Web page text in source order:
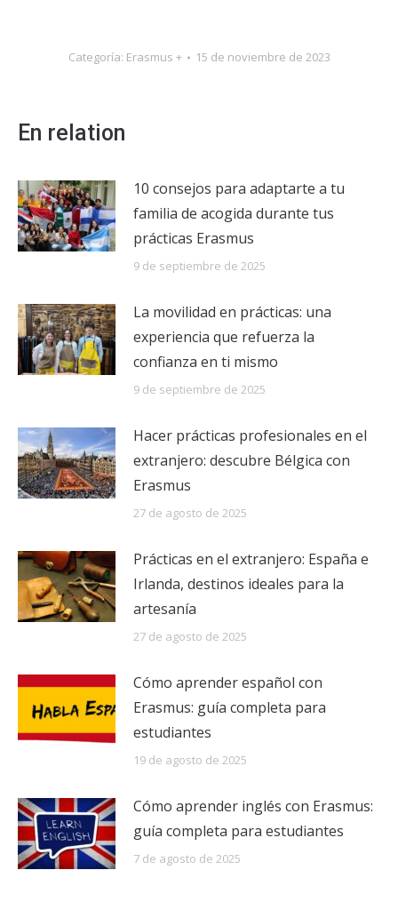
Categoría: Erasmus + 15 de noviembre de 2023
En relation
10 consejos para adaptarte a tu
familia de acogida durante tus
prácticas Erasmus
9 de septiembre de 2025
La movilidad en prácticas: una
experiencia que refuerza la
confianza en ti mismo
9 de septiembre de 2025
Hacer prácticas profesionales en el
extranjero: descubre Bélgica con
Erasmus
27 de agosto de 2025
Prácticas en el extranjero: España e
Irlanda, destinos ideales para la
artesanía
27 de agosto de 2025
Cómo aprender español con
Erasmus: guía completa para
estudiantes
19 de agosto de 2025
Cómo aprender inglés con Erasmus:
guía completa para estudiantes
7 de agosto de 2025